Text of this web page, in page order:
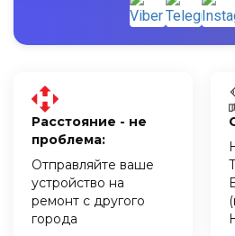
Расстояние - не
проблема:
Отправляйте ваше
устройство на
ремонт с другого
города